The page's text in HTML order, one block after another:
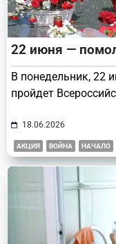
22 июня —
В понедельник, 22
пройдет
18.06.2026
АКЦИЯ ВОЙНА НАЧАЛО